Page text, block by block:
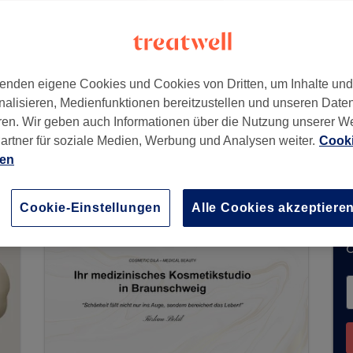
über Treatwell entgegen. Nutzen
Nähe zu finden. Dort warten viele
eigene Cookies und Cookies von Dritten, um Inhalte
Medienfunktionen bereitzustellen und unseren
Wir geben auch Informationen über die Nutzung unserer
für soziale Medien, Werbung und Analysen weiter.
Cookie-Einstellungen Alle Cookies akzeptieren